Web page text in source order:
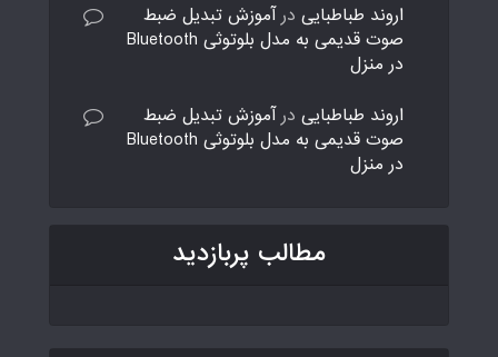
اروند طباطبایی درآموزش تبدیل ضبط
صوت قدیمی به مدل بلوتوثی Bluetooth
در منزل
اروند طباطبایی درآموزش تبدیل ضبط
صوت قدیمی به مدل بلوتوثی Bluetooth
در منزل
مطالب پربازدید